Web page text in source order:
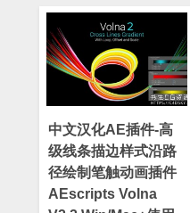
中文汉化AE插件-高
级线条描边样式沿路
径绘制笔触动画插件
AEscripts Volna